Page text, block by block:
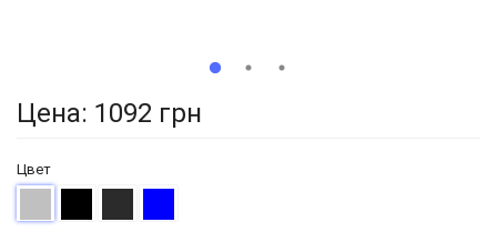
Цена: 1092 грн
Цвет